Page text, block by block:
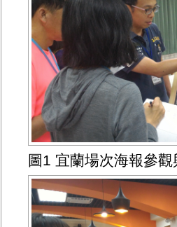
圖1 宜蘭場次海報參觀